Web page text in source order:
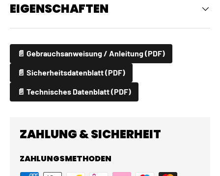
EIGENSCHAFTEN
📄 Gebrauchsanweisung / Anleitung (PDF)
📄 Sicherheitsdatenblatt (PDF)
📄 Technisches Datenblatt (PDF)
ZAHLUNG & SICHERHEIT
ZAHLUNGSMETHODEN